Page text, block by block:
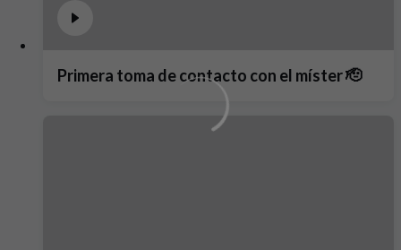
Primera toma de contacto con el míster 🫡